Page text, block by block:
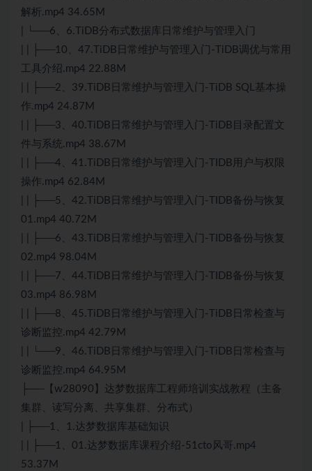
解析.mp4 34.65M
| └──6、6.TiDB分布式数据库日常维护与管理入门
| | ├──10、47.TiDB日常维护与管理入门-TiDB调优与常用
工具介绍.mp4 22.88M
| | ├──2、39.TiDB日常维护与管理入门-TiDB SQL基本操
作.mp4 24.87M
| | ├──3、40.TiDB日常维护与管理入门-TiDB目录配置文
件与系统.mp4 38.67M
| | ├──4、41.TiDB日常维护与管理入门-TIDB用户与权限
操作.mp4 62.84M
| | ├──5、42.TiDB日常维护与管理入门-TIDB备份与恢复
01.mp4 40.72M
| | ├──6、43.TiDB日常维护与管理入门-TIDB备份与恢复
02.mp4 98.04M
| | ├──7、44.TiDB日常维护与管理入门-TIDB备份与恢复
03.mp4 86.98M
| | ├──8、45.TiDB日常维护与管理入门-TiDB日常检查与
诊断监控.mp4 42.79M
| | └──9、46.TiDB日常维护与管理入门-TiDB日常检查与
诊断监控.mp4 64.95M
├──【w28090】达梦数据库工程师培训实战教程（主备
集群、读写分离、共享集群、分布式）
| ├──1、1.达梦数据库基础知识
| | ├──1、01.达梦数据库课程介绍-51cto风哥.mp4
53.37M